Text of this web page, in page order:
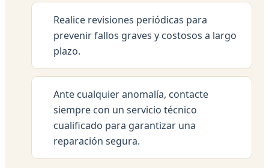
Realice revisiones periódicas para
prevenir fallos graves y costosos a largo
plazo.
Ante cualquier anomalía, contacte
siempre con un servicio técnico
cualificado para garantizar una
reparación segura.